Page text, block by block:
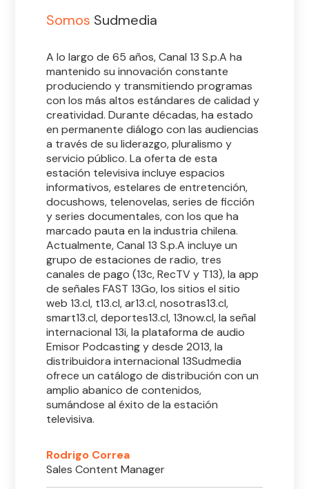
Somos Sudmedia
A lo largo de 65 años, Canal 13 S.p.A ha
mantenido su innovación constante
produciendo y transmitiendo programas
con los más altos estándares de calidad y
creatividad. Durante décadas, ha estado
en permanente diálogo con las audiencias
a través de su liderazgo, pluralismo y
servicio público. La oferta de esta
estación televisiva incluye espacios
informativos, estelares de entretención,
docushows, telenovelas, series de ficción
y series documentales, con los que ha
marcado pauta en la industria chilena.
Actualmente, Canal 13 S.p.A incluye un
grupo de estaciones de radio, tres
canales de pago (13c, RecTV y T13), la app
de señales FAST 13Go, los sitios el sitio
web 13.cl, t13.cl, ar13.cl, nosotras13.cl,
smart13.cl, deportes13.cl, 13now.cl, la señal
internacional 13i, la plataforma de audio
Emisor Podcasting y desde 2013, la
distribuidora internacional 13Sudmedia
ofrece un catálogo de distribución con un
amplio abanico de contenidos,
sumándose al éxito de la estación
televisiva.
Rodrigo Correa
Sales Content Manager